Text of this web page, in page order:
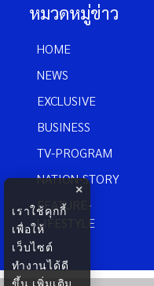
หมวดหมู่ข่าว
HOME
NEWS
EXCLUSIVE
BUSINESS
TV-PROGRAM
NATION-STORY
FEATURE-
LIFESTYLE
×
เราใช้คุกกี้
เพื่อให้
เว็บไซต์
ทำงานได้ดี